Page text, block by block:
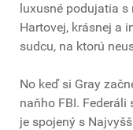
luxusné podujatia s
Hartovej, krásnej a
sudcu, na ktorú
No keď si Gray
naňho FBI.
je spojený s